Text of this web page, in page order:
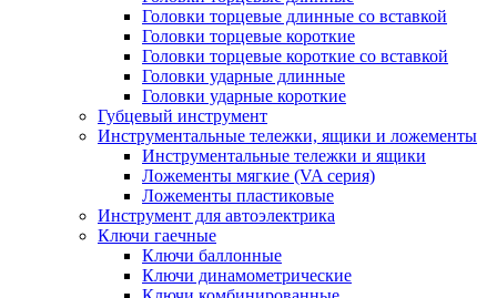
Головки торцевые длинные со вставкой
Головки торцевые короткие
Головки торцевые короткие со вставкой
Головки ударные длинные
Головки ударные короткие
Губцевый инструмент
Инструментальные тележки, ящики и ложементы
Инструментальные тележки и ящики
Ложементы мягкие (VA серия)
Ложементы пластиковые
Инструмент для автоэлектрика
Ключи гаечные
Ключи баллонные
Ключи динамометрические